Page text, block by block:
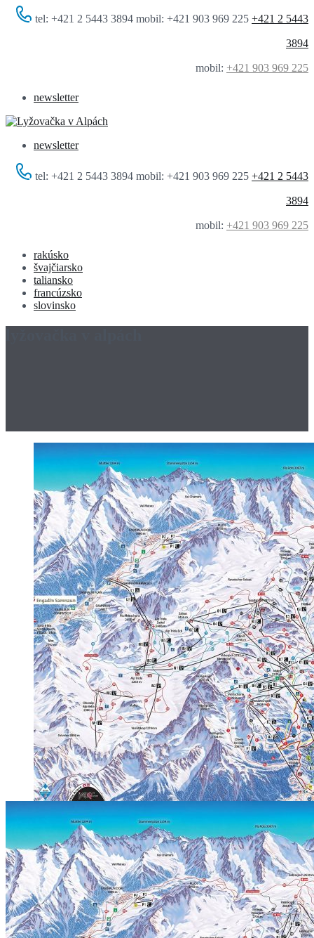
tel: +421 2 5443 3894 mobil: +421 903 969 225 +421 2 5443
3894
mobil: +421 903 969 225
newsletter
newsletter
tel: +421 2 5443 3894 mobil: +421 903 969 225 +421 2 5443
3894
mobil: +421 903 969 225
rakúsko
švajčiarsko
taliansko
francúzsko
slovinsko